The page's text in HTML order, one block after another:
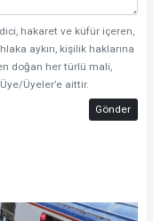
hakaret ve küfür içeren,
aykırı, kişilik haklarına
doğan her türlü mali,
Üyeler’e aittir.
Gönder